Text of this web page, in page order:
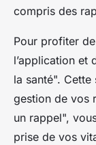
compris des
Pour profiter
l’application et
la santé". Cette
gestion de vos
un rappel",
prise de vos